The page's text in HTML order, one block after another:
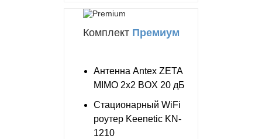
Комплект Премиум
Антенна Antex ZETA
MIMO 2x2 BOX 20 дБ
Стационарный WiFi
роутер Keenetic KN-
1210